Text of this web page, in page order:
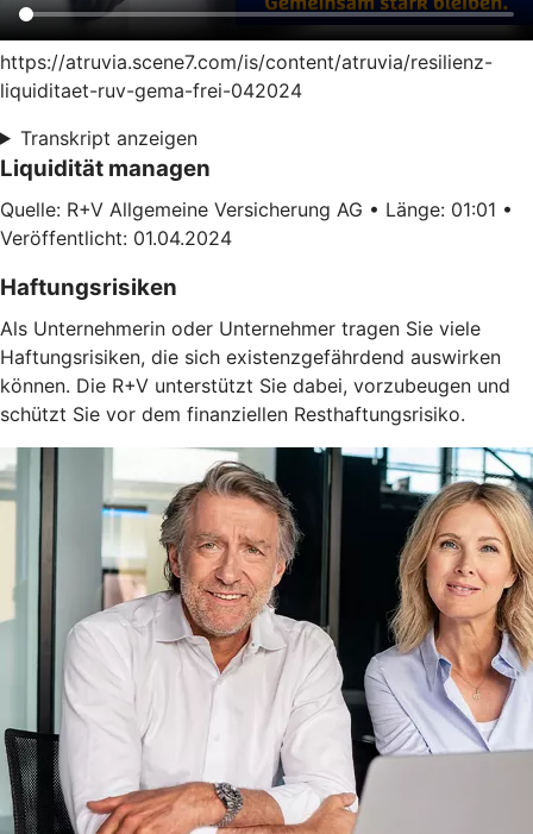
https://atruvia.scene7.com/is/content/atruvia/resilienz-
liquiditaet-ruv-gema-frei-042024
Transkript anzeigen
Liquidität managen
Quelle: R+V Allgemeine Versicherung AG • Länge: 01:01 •
Veröffentlicht: 01.04.2024
Haftungsrisiken
Als Unternehmerin oder Unternehmer tragen Sie viele
Haftungsrisiken, die sich existenzgefährdend auswirken
können. Die R+V unterstützt Sie dabei, vorzubeugen und
schützt Sie vor dem finanziellen Resthaftungsrisiko.